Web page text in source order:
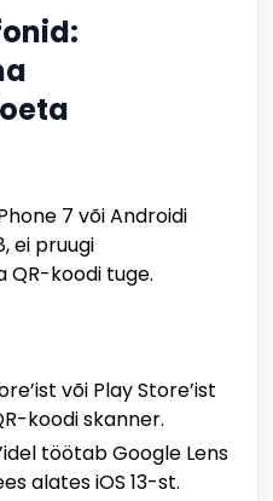
7 või Androidi
ei pruugi
QR-koodi tuge.
või Play Store’ist
koodi skanner.
töötab Google Lens
alates iOS 13-st.